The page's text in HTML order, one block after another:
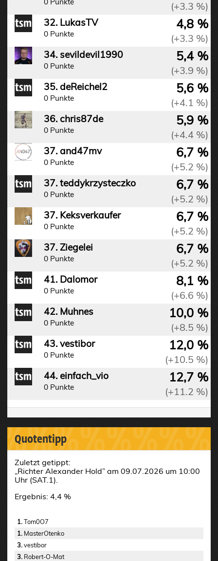
(+3.3 %)
32. LukasTV
0 Punkte
4,8 %
(+3.3 %)
34. sevildevil1990
0 Punkte
5,4 %
(+3.9 %)
35. deReichel2
0 Punkte
5,6 %
(+4.1 %)
36. chris87de
0 Punkte
5,9 %
(+4.4 %)
37. and47mv
0 Punkte
6,7 %
(+5.2 %)
37. teddykrzysteczko
0 Punkte
6,7 %
(+5.2 %)
37. Keksverkaufer
0 Punkte
6,7 %
(+5.2 %)
37. Ziegelei
0 Punkte
6,7 %
(+5.2 %)
41. Dalomor
0 Punkte
8,1 %
(+6.6 %)
42. Muhnes
0 Punkte
10,0 %
(+8.5 %)
43. vestibor
0 Punkte
12,0 %
(+10.5 %)
44. einfach_vio
0 Punkte
12,7 %
(+11.2 %)
Quotentipp
Zuletzt getippt:
„Richter Alexander Hold” am 09.07.2026 um 10:00
Uhr (SAT.1).
Ergebnis: 4,4 %
1.Tom0O7
1. MasterOtenko
3.vestibor
3. Robert-O-Mat